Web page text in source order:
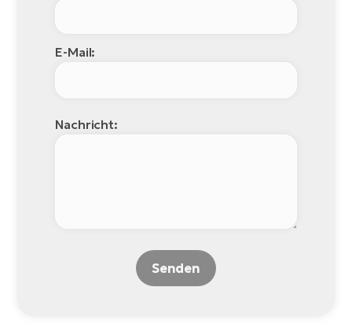
E-Mail:
Nachricht:
Senden